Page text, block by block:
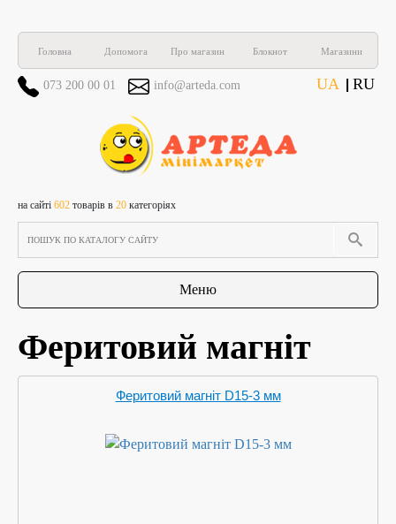
Головна Допомога Про магазин Блокнот Магазини
UA RU
073 200 00 01 info@arteda.com
на сайті 602 товарів в 20 категоріях
Меню
Феритовий магніт
Феритовий магніт D15-3 мм